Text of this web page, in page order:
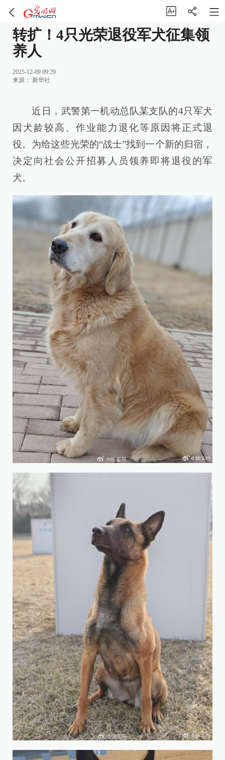
转扩！4只光荣退役军犬征集领
养人
2025-12-09 09:29
来源： 新华社
近日，武警第一机动总队某支队的4只军犬
因犬龄较高、作业能力退化等原因将正式退
役。为给这些光荣的“战士”找到一个新的归宿，
决定向社会公开招募人员领养即将退役的军
犬。